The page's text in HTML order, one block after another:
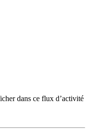
dans ce flux d’activité